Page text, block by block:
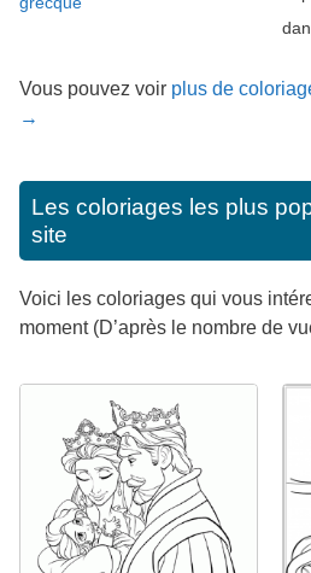
Vous pouvez voir plus de
→
Les coloriages les plus
site
Voici les coloriages qui vous
moment (D’après le nombre de